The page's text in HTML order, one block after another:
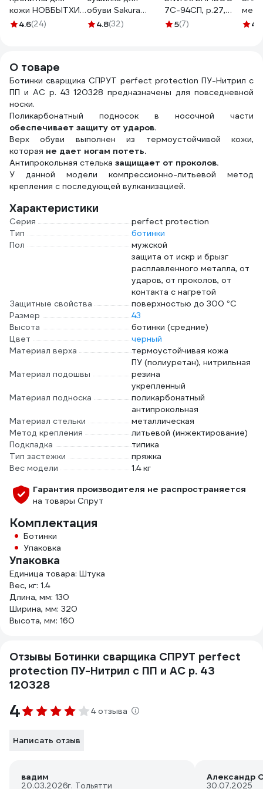
кожи НОВБЫТХИМ
Карат,
4.6(24)
обуви Sakura
арома SA-
4.8(32)
7С-94СП, р.27,
000 черный
5(7) 4.3
О товаре
Ботинки сварщика СПРУТ perfect protection ПУ-Нитрил с
ПП и АС р. 43 120328 предназначены для повседневной
носки.
Поликарбонатный подносок в носочной части
обеспечивает защиту от ударов.
Верх обуви выполнен из термоустойчивой кожи,
которая не дает ногам потеть.
Антипрокольная стелька защищает от проколов.
У данной модели компрессионно-литьевой метод
крепления с последующей вулканизацией.
Характеристики
Серия
perfect protection
Тип
ботинки
Пол
мужской
Защитные свойства
защита от искр и брызг
расплавленного металла, от
ударов, от проколов, от
контакта с нагретой
поверхностью до 300 °C
Размер
43
Высота
ботинки (средние)
Цвет
черный
Материал верха
термоустойчивая кожа
Материал подошвы
ПУ (полиуретан), нитрильная
резина
Материал подноска
укрепленный
поликарбонатный
Материал стельки
антипрокольная
металлическая
Метод крепления
литьевой (инжектирование)
Подкладка
типика
Тип застежки
пряжка
Вес модели
1.4 кг
Гарантия производителя не распространяется
на товары Спрут
Комплектация
Ботинки
Упаковка
Упаковка
Единица товара: Штука
Вес, кг: 1.4
Длина, мм: 130
Ширина, мм: 320
Высота, мм: 160
Отзывы Ботинки сварщика СПРУТ perfect
protection ПУ-Нитрил с ПП и АС р. 43
120328
4 4 отзыва
Написать отзыв
вадим
20.03.2026г. Тольятти
Александр
30.07.2025